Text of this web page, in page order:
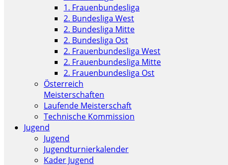
1. Frauenbundesliga
2. Bundesliga West
2. Bundesliga Mitte
2. Bundesliga Ost
2. Frauenbundesliga West
2. Frauenbundesliga Mitte
2. Frauenbundesliga Ost
Österreich
Meisterschaften
Laufende Meisterschaft
Technische Kommission
Jugend
Jugend
Jugendturnierkalender
Kader Jugend